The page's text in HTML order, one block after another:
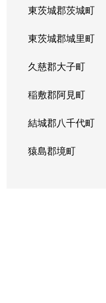
東茨城郡茨城町
東茨城郡城里町
久慈郡大子町
稲敷郡阿見町
結城郡八千代町
猿島郡境町